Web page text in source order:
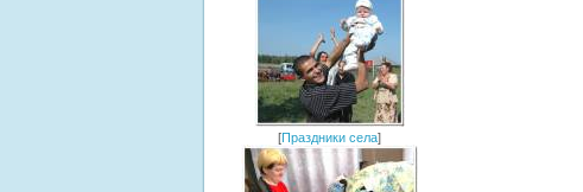
[Праздники села]